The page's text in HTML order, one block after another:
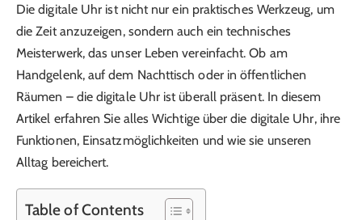
Die digitale Uhr ist nicht nur ein praktisches Werkzeug, um
die Zeit anzuzeigen, sondern auch ein technisches
Meisterwerk, das unser Leben vereinfacht. Ob am
Handgelenk, auf dem Nachttisch oder in öffentlichen
Räumen – die digitale Uhr ist überall präsent. In diesem
Artikel erfahren Sie alles Wichtige über die digitale Uhr, ihre
Funktionen, Einsatzmöglichkeiten und wie sie unseren
Alltag bereichert.
Table of Contents